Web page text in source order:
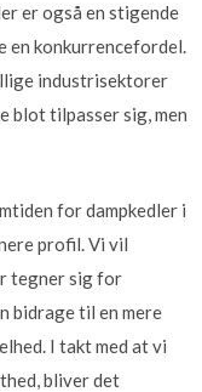
er også en stigende
en konkurrencefordel.
industrisektorer
blot tilpasser sig, men
for dampkedler i
profil. Vi vil
tegner sig for
bidrage til en mere
I takt med at vi
bliver det